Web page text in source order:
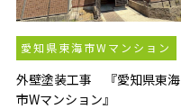
愛知県東海市Wマンション
外壁塗装工事 『愛知県東海
市Wマンション』